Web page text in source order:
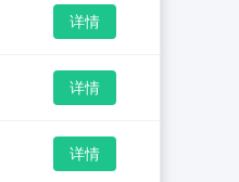
详情
详情
详情